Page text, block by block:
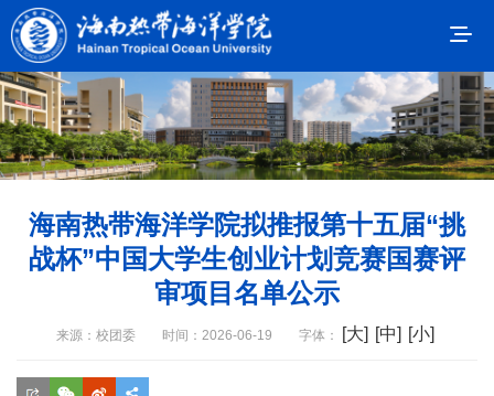
海南热带海洋学院拟推报第十五届“挑
战杯”中国大学生创业计划竞赛国赛评
审项目名单公示
来源：校团委 时间：2026-06-19 字体： [大] [中] [小]